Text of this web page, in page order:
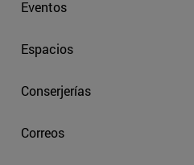
Eventos
Espacios
Conserjerías
Correos